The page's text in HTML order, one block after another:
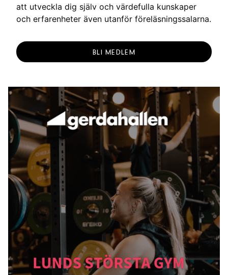
att utveckla dig själv och värdefulla kunskaper
och erfarenheter även utanför föreläsningssalarna.
BLI MEDLEM